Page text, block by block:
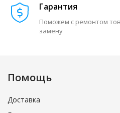
Гарантия
Поможем с ремонтом
замену
Помощь
Доставка